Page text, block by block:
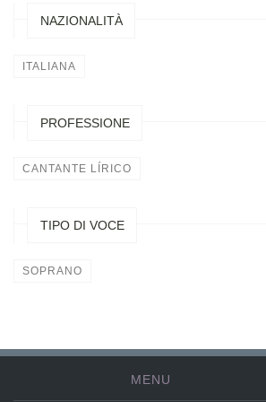
NAZIONALITÀ
ITALIANA
PROFESSIONE
CANTANTE LÍRICO
TIPO DI VOCE
SOPRANO
MENU